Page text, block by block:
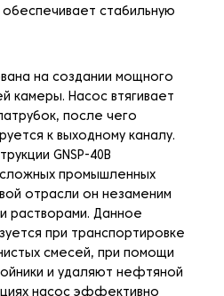
стабильную
на создании мощного
камеры. Насос втягивает
после чего
к выходному каналу.
GNSP-40B
сложных промышленных
отрасли он незаменим
растворами. Данное
при транспортировке
смесей, при помощи
и удаляют нефтяной
насос эффективно